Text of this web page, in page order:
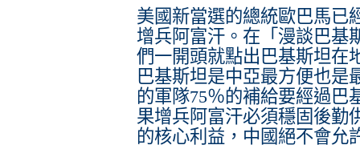
美國新當選的總統歐巴馬已
增兵阿富汗。在「漫談巴基
們一開頭就點出巴基斯坦在
巴基斯坦是中亞最方便也是
的軍隊75％的補給要經過巴
果增兵阿富汗必須穩固後勤
的核心利益，中國絕不會允